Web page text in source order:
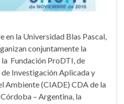
en la Universidad Blas Pascal,
conjuntamente la
Fundación ProDTI, de
de Investigación Aplicada y
Ambiente (CIADE) CDA de la
– Argentina, la